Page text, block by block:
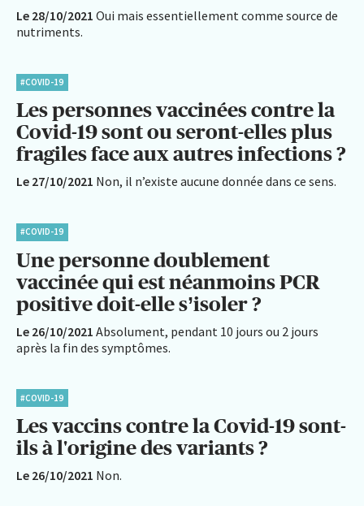
Le 28/10/2021 Oui mais essentiellement comme source de
nutriments.
#COVID-19
Les personnes vaccinées contre la
Covid-19 sont ou seront-elles plus
fragiles face aux autres infections ?
Le 27/10/2021 Non, il n’existe aucune donnée dans ce sens.
#COVID-19
Une personne doublement
vaccinée qui est néanmoins PCR
positive doit-elle s’isoler ?
Le 26/10/2021 Absolument, pendant 10 jours ou 2 jours
après la fin des symptômes.
#COVID-19
Les vaccins contre la Covid-19 sont-
ils à l'origine des variants ?
Le 26/10/2021 Non.